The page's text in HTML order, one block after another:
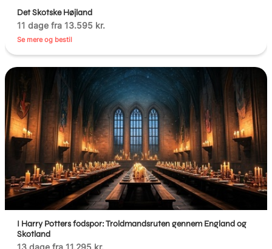
Det Skotske Højland
11 dage fra 13.595 kr.
Se mere og bestil
I Harry Potters fodspor: Troldmandsruten gennem England og
Skotland
13 dage fra 11.295 kr.